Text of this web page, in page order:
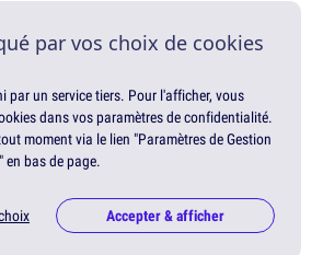
par vos choix de cookies
par un service tiers. Pour l'afficher, vous
dans vos paramètres de confidentialité.
moment via le lien "Paramètres de Gestion
bas de page.
Accepter & afficher